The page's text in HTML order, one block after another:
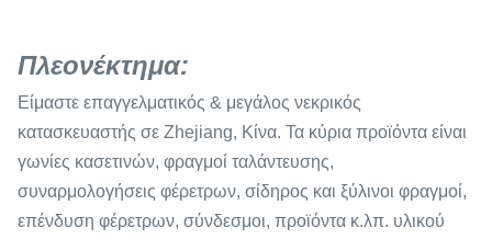
Πλεονέκτημα:
Είμαστε επαγγελματικός & μεγάλος νεκρικός
κατασκευαστής σε Zhejiang, Κίνα. Τα κύρια προϊόντα είναι
γωνίες κασετινών, φραγμοί ταλάντευσης,
συναρμολογήσεις φέρετρων, σίδηρος και ξύλινοι φραγμοί,
επένδυση φέρετρων, σύνδεσμοι, προϊόντα κ.λπ. υλικού